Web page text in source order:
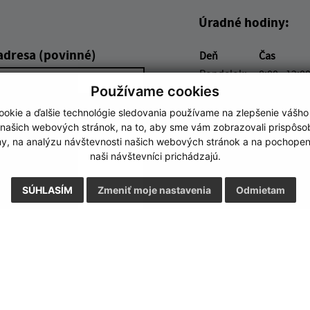
Používame cookies
a ďalšie technológie sledovania používame na zlepšenie
webových stránok, na to, aby sme vám zobrazovali
na analýzu návštevnosti našich webových stránok a na
naši návštevníci prichádzajú.
SÚHLASÍM Odmietam
Zmeniť moje nastavenia
(povinné)
Úradné hodiny:
Deň
Čas
Pondelok:
8:00 -
Utorok:
Streda:
8:00 -
Štvrtok:
Piatok:
8:00 - 12:00